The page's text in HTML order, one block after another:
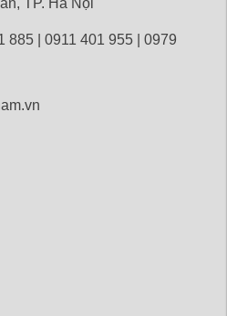
TP. Hà Nội
885 | 0911 401 955 | 0979